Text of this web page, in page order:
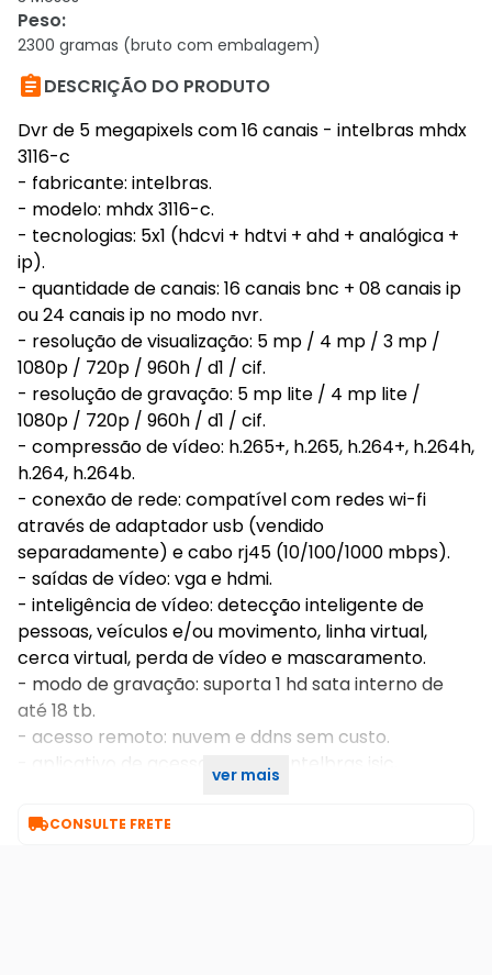
Peso:
2300 gramas (bruto com embalagem)
DESCRIÇÃO DO PRODUTO
Dvr de 5 megapixels com 16 canais - intelbras mhdx
3116-c
- fabricante: intelbras.
- modelo: mhdx 3116-c.
- tecnologias: 5x1 (hdcvi + hdtvi + ahd + analógica +
ip).
- quantidade de canais: 16 canais bnc + 08 canais ip
ou 24 canais ip no modo nvr.
- resolução de visualização: 5 mp / 4 mp / 3 mp /
1080p / 720p / 960h / d1 / cif.
- resolução de gravação: 5 mp lite / 4 mp lite /
1080p / 720p / 960h / d1 / cif.
- compressão de vídeo: h.265+, h.265, h.264+, h.264h,
h.264, h.264b.
- conexão de rede: compatível com redes wi-fi
através de adaptador usb (vendido
separadamente) e cabo rj45 (10/100/1000 mbps).
- saídas de vídeo: vga e hdmi.
- inteligência de vídeo: detecção inteligente de
pessoas, veículos e/ou movimento, linha virtual,
cerca virtual, perda de vídeo e mascaramento.
- modo de gravação: suporta 1 hd sata interno de
até 18 tb.
- acesso remoto: nuvem e ddns sem custo.
- aplicativo de acesso remoto: intelbras isic,
ver mais
CONSULTE FRETE